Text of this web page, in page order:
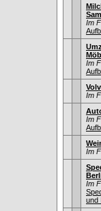
Im
Im
Im
Im
Im
Im
und